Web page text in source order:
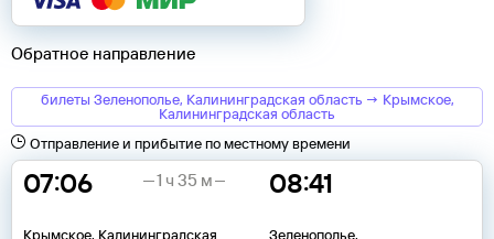
Обратное направление
билеты Зеленополье, Калининградская область → Крымское,
Калининградская область
Отправление и прибытие по местному времени
07:06
Крымское, Калининградская
08:41
Зеленополье,
1 ч 35 м